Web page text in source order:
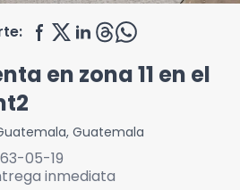
en zona 11 en el
, Guatemala
05-19
inmediata